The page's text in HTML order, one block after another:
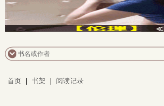
首页 书架 阅读记录